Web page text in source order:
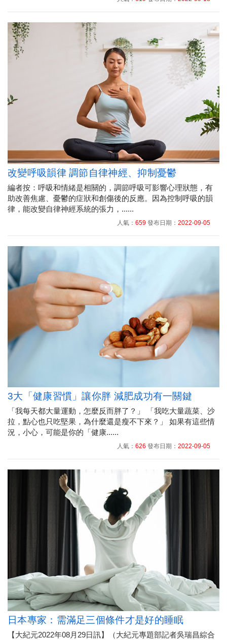
改變呼吸韻律 調節自律神經、抑制憂鬱
編者按：呼吸和情緒是相關的，調節呼吸可影響心理狀態，有
助改善焦慮、憂鬱的症狀和創傷後的反應。因為控制呼吸的韻
律，能改變自律神經系統的張力，......
人氣： 659 發布日期： 2022-09-05
3大「健康習慣」讓你胖 減肥成功有一關鍵
「我每天都大量運動，怎麼反而胖了？」 「我吃大量蔬菜、沙
拉，點心也只吃堅果，為什麼還是瘦不下來？」 如果有這些情
況，小心，可能是你的「健康......
人氣： 626 發布日期： 2022-09-05
日本專家：需滿足三個條件才是好的睡眠
【大紀元2022年08月29日訊】（大紀元專題部記者吳瑞昌綜合